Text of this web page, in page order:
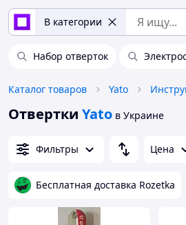
В категории
Набор отверток
Каталог товаров Yato
Отвертки Yato в Украине
Фильтры Цена
Бесплатная доставка Rozetka